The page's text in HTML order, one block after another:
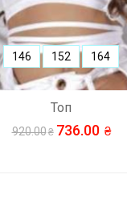
Топ
920.00 736.00
146 152 164